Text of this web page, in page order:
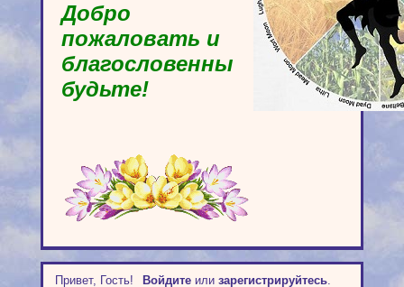
Добро
пожаловать и
благословенны
будьте!
Привет, Гость! Войдитеили зарегистрируйтесь.